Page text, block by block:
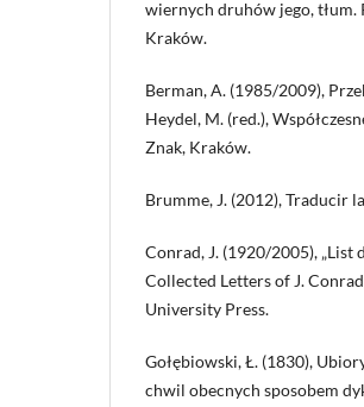
wiernych druhów jego, tłum.
Kraków.
Berman, A. (1985/2009),
Heydel, M. (red.),
Znak, Kraków.
Brumme, J. (2012), Traducir
Conrad, J. (1920/2005), „List
Collected Letters of J.
University Press.
Gołębiowski, Ł. (1830),
chwil obecnych sposobem